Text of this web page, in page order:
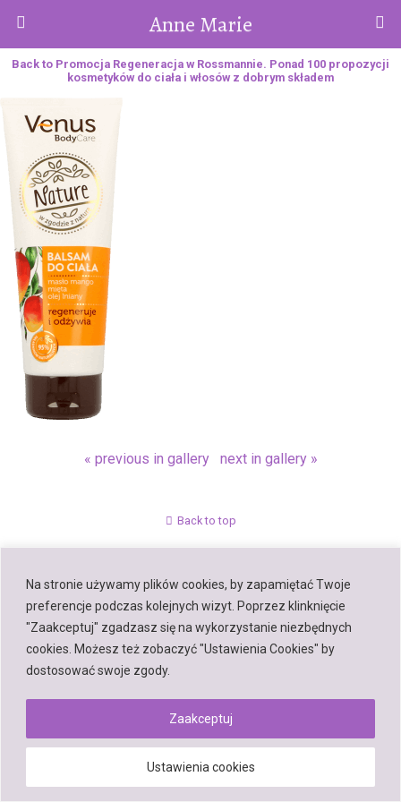
Na stronie używamy plików cookies, by zapamiętać Twoje
preferencje podczas kolejnych wizyt. Poprzez klinknięcie
"Zaakceptuj" zgadzasz się na wykorzystanie niezbędnych
cookies. Możesz też zobaczyć "Ustawienia Cookies" by
dostosować swoje zgody.
Ustawienia cookies
Zaakceptuj
Anne Marie
Back to Promocja Regeneracja w Rossmannie. Ponad 100 propozycji
kosmetyków do ciała i włosów z dobrym składem
« previous in gallery next in gallery »
Back to top
WPtouch Mobile Suite for WordPress